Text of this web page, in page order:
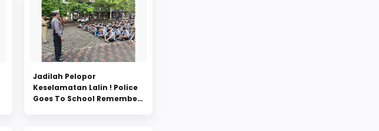
Jadilah Pelopor
Keselamatan Lalin ! Police
Goes To School Remember